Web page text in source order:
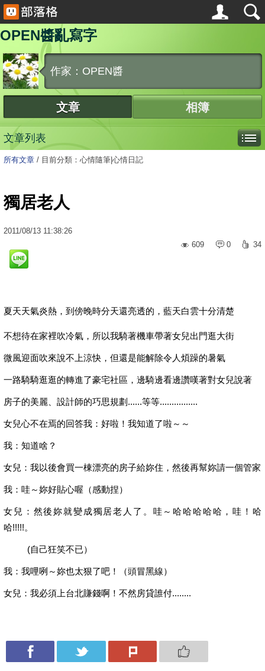
OPEN醬亂寫字
作家：OPEN醬
文章 相簿
文章列表
所有文章 / 目前分類：心情隨筆|心情日記
獨居老人
2011/08/13 11:38:26
609
0 34
夏天天氣炎熱，到傍晚時分天還亮透的，藍天白雲十分清楚
不想待在家裡吹冷氣，所以我騎著機車帶著女兒出門逛大街
微風迎面吹來說不上涼快，但還是能解除令人煩躁的暑氣
一路騎騎逛逛的轉進了豪宅社區，邊騎邊看邊讚嘆著對女兒說著
房子的美麗、設計師的巧思規劃......等等................
女兒心不在焉的回答我：好啦！我知道了啦～～
我：知道啥？
女兒：我以後會買一棟漂亮的房子給妳住，然後再幫妳請一個管家
我：哇～妳好貼心喔（感動捏）
女兒：然後妳就變成獨居老人了。哇～哈哈哈哈哈，哇！哈
哈!!!!!。
(自己狂笑不已）
我：我哩咧～妳也太狠了吧！（頭冒黑線）
女兒：我必須上台北賺錢啊！不然房貸誰付........